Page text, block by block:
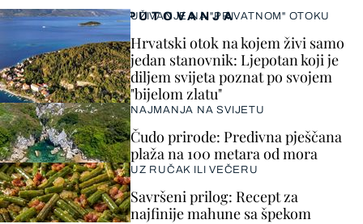
PUTOVANJA
UŽIVANJE NA "PRIVATNOM" OTOKU
Hrvatski otok na kojem živi samo
jedan stanovnik: Ljepotan koji je
diljem svijeta poznat po svojem
"bijelom zlatu"
NAJMANJA NA SVIJETU
Čudo prirode: Predivna pješčana
plaža na 100 metara od mora
UZ RUČAK ILI VEČERU
Savršeni prilog: Recept za
najfinije mahune sa špekom